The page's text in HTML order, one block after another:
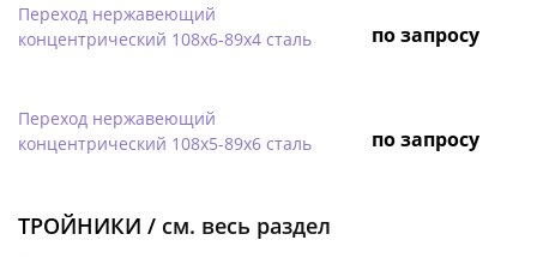
Переход нержавеющий
концентрический 108х6-89х4 сталь
по запросу
Переход нержавеющий
концентрический 108х5-89х6 сталь
по запросу
ТРОЙНИКИ / см. весь раздел